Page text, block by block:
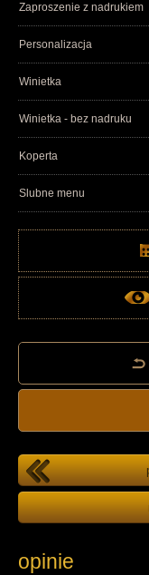
Zaproszenie z nadrukiem
Personalizacja
Winietka
Winietka - bez nadruku
Koperta
Slubne menu
opinie